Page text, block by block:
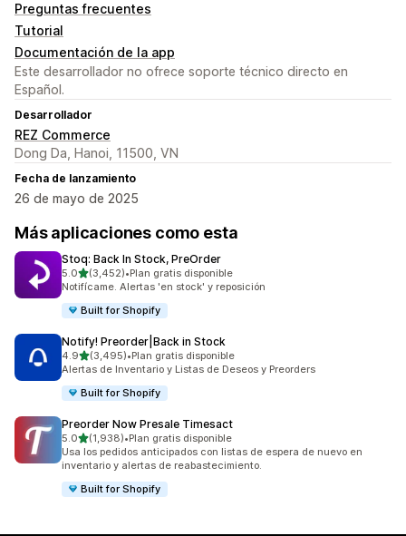
Preguntas frecuentes
Tutorial
Documentación de la app
Este desarrollador no ofrece soporte técnico directo en
Español.
Desarrollador
REZ Commerce
Dong Da, Hanoi, 11500, VN
Fecha de lanzamiento
26 de mayo de 2025
Más aplicaciones como esta
Stoq: Back In Stock, PreOrder
5.0de 5 estrellas
(3,452)
3452 reseñas en total
•Plan gratis disponible
Notifícame. Alertas 'en stock' y reposición
Built for Shopify
Notify! Preorder|Back in Stock
4.9de 5 estrellas
(3,495)
3495 reseñas en total
•Plan gratis disponible
Alertas de Inventario y Listas de Deseos y Preorders
Built for Shopify
Preorder Now Presale Timesact
5.0de 5 estrellas
(1,938)
1938 reseñas en total
•Plan gratis disponible
Usa los pedidos anticipados con listas de espera de nuevo en
inventario y alertas de reabastecimiento.
Built for Shopify